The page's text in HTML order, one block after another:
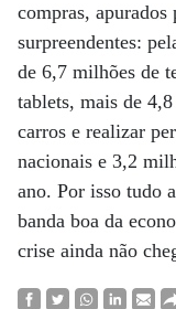
compras,
surpreendentes:
de 6,7 milhões de
tablets, mais de
carros e realizar
nacionais e 3,2
ano. Por isso tudo
banda boa da
crise ainda não